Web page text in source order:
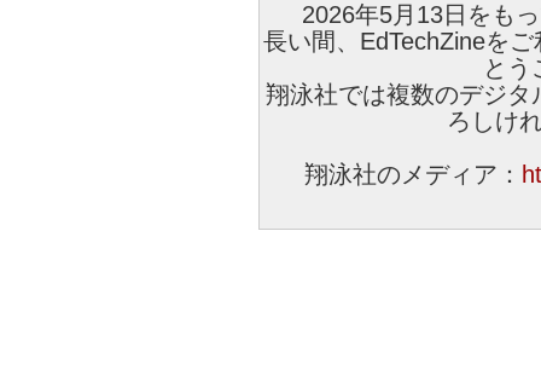
2026年5月13日をも
長い間、EdTechZineを
とう
翔泳社では複数のデジ
ろしけ
翔泳社のメディア：